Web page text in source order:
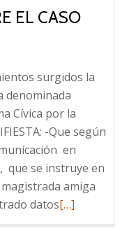
casa”
EL CASO
surgidos la
denominada
Cívica por la
-Que según
en
que se instruye en
amiga
datosLeer
[…]